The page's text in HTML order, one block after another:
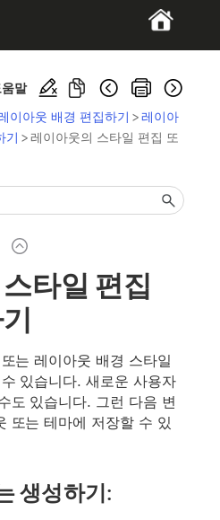
말
이아웃 배경 편집하기 >레이아
기 >레이아웃의 스타일 편집 또
타일 편집
는 레이아웃 배경 스타일
있습니다. 새로운 사용자
도 있습니다. 그런 다음 변
또는 테마에 저장할 수 있
생성하기: